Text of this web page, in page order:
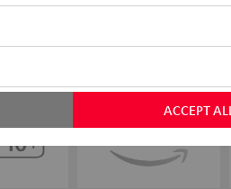
ACCEPT ALL